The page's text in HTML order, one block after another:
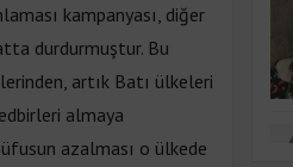
kampanyası, diğer
durdurmuştur. Bu
artık Batı ülkeleri
almaya
azalması o ülkede